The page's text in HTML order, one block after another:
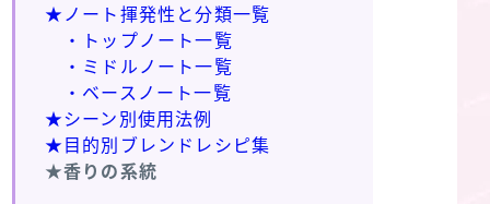
★ノート揮発性と分類一覧
・トップノート一覧
・ミドルノート一覧
・ベースノート一覧
★シーン別使用法例
★目的別ブレンドレシピ集
★香りの系統